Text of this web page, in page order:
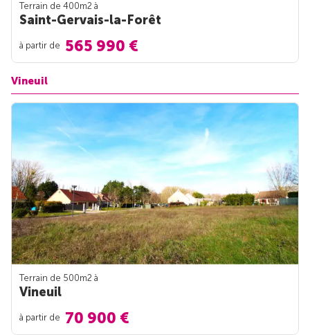
Terrain de 400m2 à
Saint-Gervais-la-Forêt
à partir de 565 990 €
Vineuil
Terrain de 500m2 à
Vineuil
à partir de 70 900 €